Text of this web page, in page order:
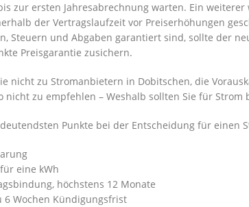
zur ersten Jahresabrechnung warten. Ein
der Vertragslaufzeit vor Preiserhöhungen
Steuern und Abgaben garantiert sind, sollte der
Preisgarantie zusichern.
nicht zu Stromanbietern in Dobitschen, die
nicht zu empfehlen – Weshalb sollten Sie für
Punkte bei der Entscheidung für einen
eine kWh
höchstens 12 Monate
6 Wochen Kündigungsfrist